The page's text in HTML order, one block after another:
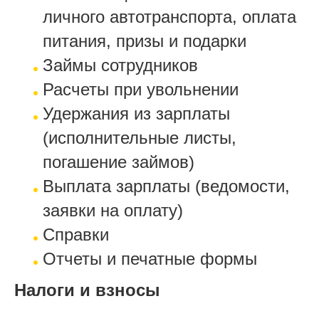
личного автотранспорта, оплата
питания, призы и подарки
Займы сотрудников
Расчеты при увольнении
Удержания из зарплаты
(исполнительные листы,
погашение займов)
Выплата зарплаты (ведомости,
заявки на оплату)
Справки
Отчеты и печатные формы
Налоги и взносы